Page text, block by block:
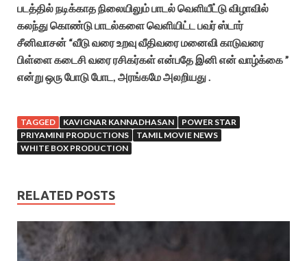
படத்தில் நடிக்காத நிலையிலும் பாடல் வெளியீட்டு விழாவில்
கலந்து கொண்டு பாடல்களை வெளியிட்ட பவர் ஸ்டார்
சீனிவாசன் “வீடு வரை உறவு வீதிவரை மனைவி காடுவரை
பிள்ளை கடைசி வரை ரசிகர்கள் என்பதே இனி என் வாழ்க்கை ”
என்று ஒரு போடு போட, அரங்கமே அலறியது .
TAGGED KAVIGNAR KANNADHASAN
POWER STAR
PRIYAMINI PRODUCTIONS
TAMIL MOVIE NEWS
WHITE BOX PRODUCTION
RELATED POSTS